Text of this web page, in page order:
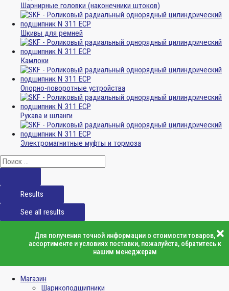
Шарнирные головки (наконечники штоков)
Шкивы для ремней
Камлоки
Опорно-поворотные устройства
Рукава и шланги
Электромагнитные муфты и тормоза
Results
See all results
Для получения точной информации о стоимости товаров,
ассортименте и условиях поставки, пожалуйста, обратитесь к
нашим менеджерам
Магазин
Шарикоподшипники